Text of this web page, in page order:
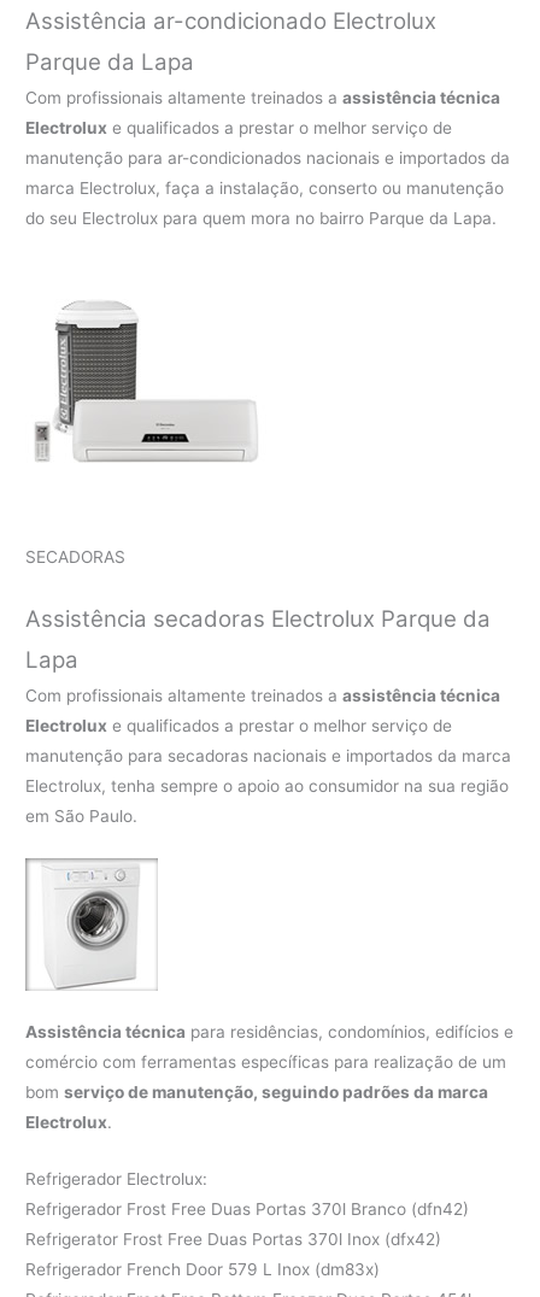
Assistência ar-condicionado Electrolux
Parque da Lapa
Com profissionais altamente treinados aassistência técnica
Electrolux e qualificados a prestar o melhor serviço de
manutenção para ar-condicionados nacionais e importados da
marca Electrolux, faça a instalação, conserto ou manutenção
do seu Electrolux para quem mora no bairro Parque da Lapa.
SECADORAS
Assistência secadoras Electrolux Parque da
Lapa
Com profissionais altamente treinados aassistência técnica
Electrolux e qualificados a prestar o melhor serviço de
manutenção para secadoras nacionais e importados da marca
Electrolux, tenha sempre o apoio ao consumidor na sua região
em São Paulo.
Assistência técnica para residências, condomínios, edifícios e
comércio com ferramentas específicas para realização de um
bomserviço de manutenção, seguindo padrões da marca
Electrolux.
Refrigerador Electrolux:
Refrigerador Frost Free Duas Portas 370l Branco (dfn42)
Refrigerator Frost Free Duas Portas 370l Inox (dfx42)
Refrigerador French Door 579 L Inox (dm83x)